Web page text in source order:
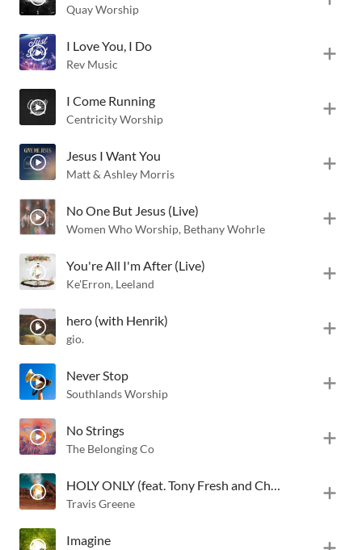
Quay Worship
I Love You, I Do
Rev Music
I Come Running
Centricity Worship
Jesus I Want You
Matt & Ashley Morris
No One But Jesus (Live)
Women Who Worship, Bethany Wohrle
You're All I'm After (Live)
Ke'Erron, Leeland
hero (with Henrik)
gio.
Never Stop
Southlands Worship
No Strings
The Belonging Co
Travis Greene
Imagine